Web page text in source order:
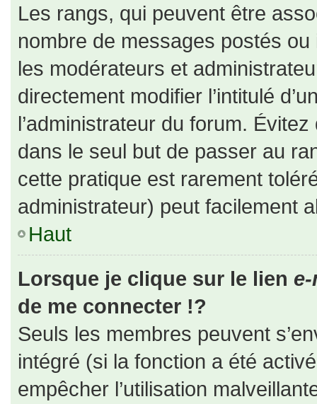
Les rangs, qui peuvent être
nombre de messages postés
les modérateurs et
directement modifier l’intitulé
l’administrateur du forum.
dans le seul but de passer au
cette pratique est rarement
administrateur) peut facilement
Haut
Lorsque je clique sur le lien
de me connecter !?
Seuls les membres peuvent
intégré (si la fonction a été
empêcher l’utilisation